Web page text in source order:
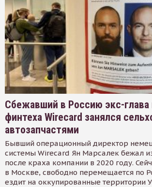
Сбежавший в Россию экс-глава
финтеха Wirecard занялся
автозапчастями
Бывший операционный директор
системы Wirecard Ян Марсалек бежал
после краха компании в 2020 году.
в Москве, свободно перемещается по
ездит на оккупированные территории